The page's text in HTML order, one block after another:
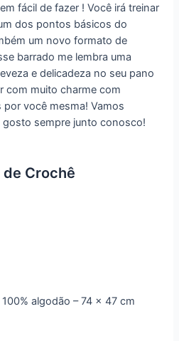
fácil de fazer ! Você irá treinar
dos pontos básicos do
um novo formato de
barrado me lembra uma
e delicadeza no seu pano
com muito charme com
você mesma! Vamos
sempre junto conosco!
de Crochê
algodão – 74 x 47 cm